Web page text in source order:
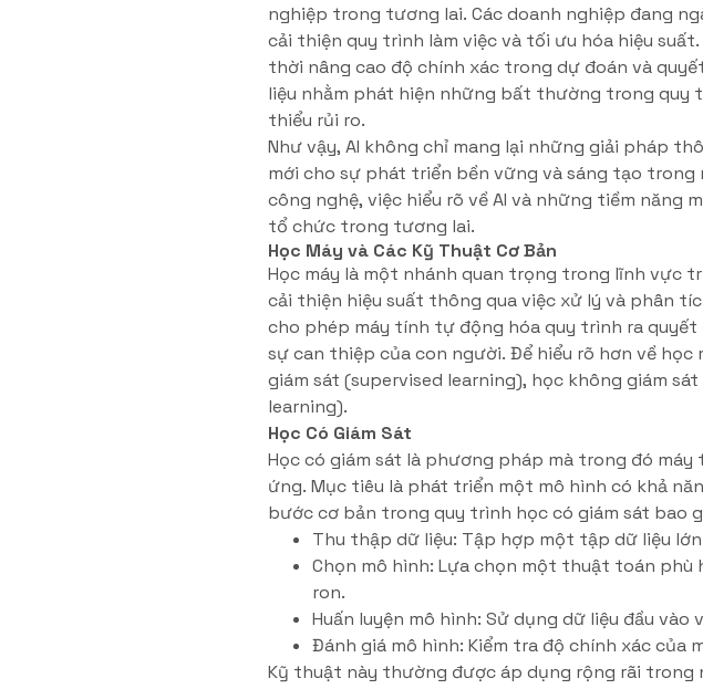
nghiệp trong tương lai. Các doanh nghiệp đang
cải thiện quy trình làm việc và tối ưu hóa hiệu
thời nâng cao độ chính xác trong dự đoán và
liệu nhằm phát hiện những bất thường trong quy
thiểu rủi ro.
Như vậy, AI không chỉ mang lại những giải pháp
mới cho sự phát triển bền vững và sáng tạo
công nghệ, việc hiểu rõ về AI và những tiềm năng
tổ chức trong tương lai.
Học Máy và Các Kỹ Thuật Cơ Bản
Học máy là một nhánh quan trọng trong lĩnh vực
cải thiện hiệu suất thông qua việc xử lý và phân
cho phép máy tính tự động hóa quy trình ra
sự can thiệp của con người. Để hiểu rõ hơn về
giám sát (supervised learning), học không giám
learning).
Học Có Giám Sát
Học có giám sát là phương pháp mà trong đó
ứng. Mục tiêu là phát triển một mô hình có khả
bước cơ bản trong quy trình học có giám sát bao
Thu thập dữ liệu: Tập hợp một tập dữ liệu
Chọn mô hình: Lựa chọn một thuật toán
ron.
Huấn luyện mô hình: Sử dụng dữ liệu đầu
Đánh giá mô hình: Kiểm tra độ chính xác
Kỹ thuật này thường được áp dụng rộng rãi trong